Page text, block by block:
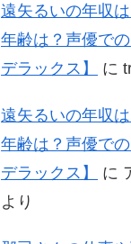
遠矢るいの年収
年齢は？声優で
デラックス】
に
遠矢るいの年収
年齢は？声優で
デラックス】
に
より